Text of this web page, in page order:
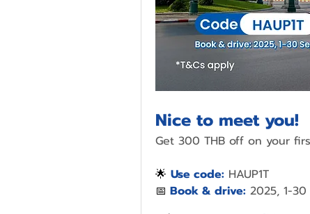
Nice to meet you!
Get 300 THB off on your
🌟 Use code: HAUP1T
📅 Book & drive: 2025, 1-30